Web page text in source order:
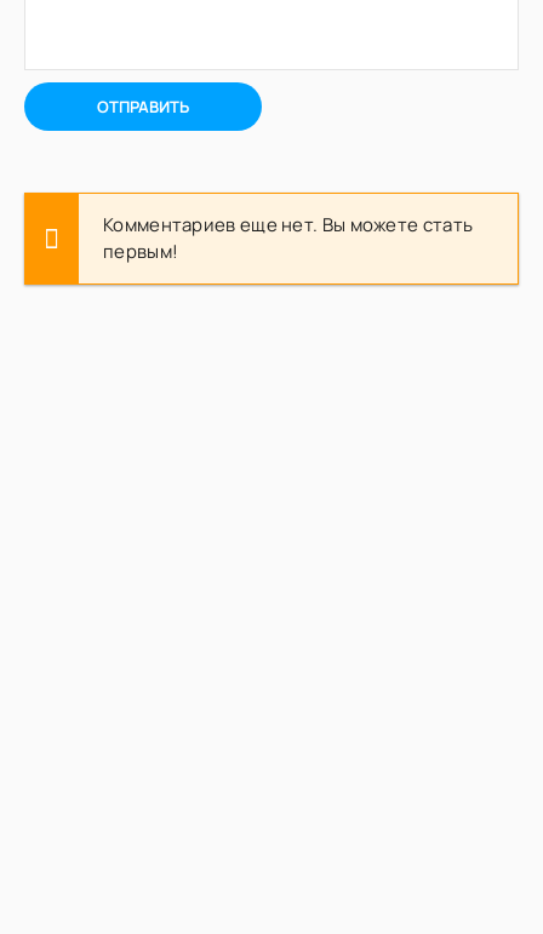
ОТПРАВИТЬ
Комментариев еще нет. Вы можете стать
первым!